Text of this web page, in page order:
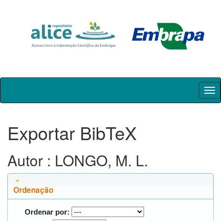
Skip
Exportar BibTeX
Autor : LONGO, M. L.
Ordenação
Ordenar por: